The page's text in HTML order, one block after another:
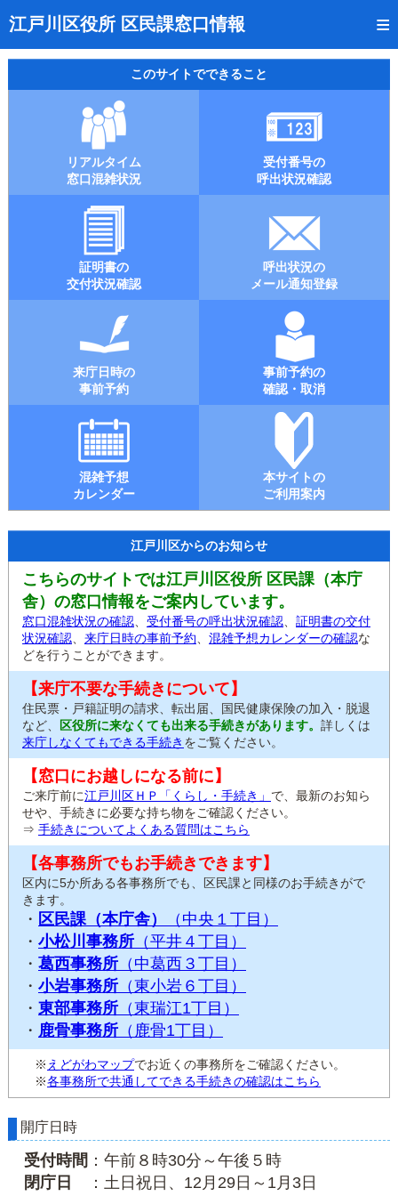
江戸川区役所 区民課窓口情報
トップページ
リアルタイム窓口混雑状況
受付番号の呼出状況確認
証明書の交付状況確認
呼出状況のメール通知登録
来庁日時の事前予約
事前予約の確認・取消
混雑予想カレンダー
本サイトのご利用案内
このサイトでできること
リアルタイム
窓口混雑状況
受付番号の
呼出状況確認
証明書の
交付状況確認
呼出状況の
メール通知登録
来庁日時の
事前予約
事前予約の
確認・取消
混雑予想
カレンダー
本サイトの
ご利用案内
江戸川区からのお知らせ
こちらのサイトでは江戸川区役所 区民課（本庁
舎）の窓口情報をご案内しています。
窓口混雑状況の確認 受付番号の呼出状況確認
証明書の交付
状況確認
来庁日時の事前予約 混雑予想カレンダーの確認な
どを行うことができます。
【来庁不要な手続きについて】
住民票・戸籍証明の請求、転出届、国民健康保険の加入・脱退
など、
区役所に来なくても出来る手続きがあります。 詳しくは
来庁しなくてもできる手続き をご覧ください。
【窓口にお越しになる前に】
ご来庁前に江戸川区ＨＰ「くらし・手続き」 で、最新のお知ら
せや、手続きに必要な持ち物をご確認ください。
⇒ 手続きについてよくある質問はこちら
【各事務所でもお手続きできます】
区内に5か所ある各事務所でも、区民課と同様のお手続きがで
きます。
・ 区民課（本庁舎）
（中央１丁目）
・ 小松川事務所 （平井４丁目）
・ 葛西事務所 （中葛西３丁目）
・ 小岩事務所 （東小岩６丁目）
・ 東部事務所 （東瑞江1丁目）
・ 鹿骨事務所 （鹿骨1丁目）
※ えどがわマップでお近くの事務所をご確認ください。
※各事務所で共通してできる手続きの確認はこちら
開庁日時
受付時間 ：午前８時30分～午後５時
閉庁日
：土日祝日、12月29日～1月3日